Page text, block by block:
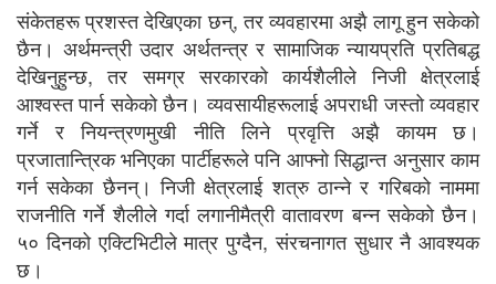
संकेतहरू प्रशस्त देखिएका छन्, तर व्यवहारमा अझै लागू हुन सकेको
छैन। अर्थमन्त्री उदार अर्थतन्त्र र सामाजिक न्यायप्रति प्रतिबद्ध
देखिनुहुन्छ, तर समग्र सरकारको कार्यशैलीले निजी क्षेत्रलाई
आश्वस्त पार्न सकेको छैन। व्यवसायीहरूलाई अपराधी जस्तो व्यवहार
गर्ने र नियन्त्रणमुखी नीति लिने प्रवृत्ति अझै कायम छ।
प्रजातान्त्रिक भनिएका पार्टीहरूले पनि आफ्नो सिद्धान्त अनुसार काम
गर्न सकेका छैनन्। निजी क्षेत्रलाई शत्रु ठान्ने र गरिबको नाममा
राजनीति गर्ने शैलीले गर्दा लगानीमैत्री वातावरण बन्न सकेको छैन।
५० दिनको एक्टिभिटीले मात्र पुग्दैन, संरचनागत सुधार नै आवश्यक
छ।